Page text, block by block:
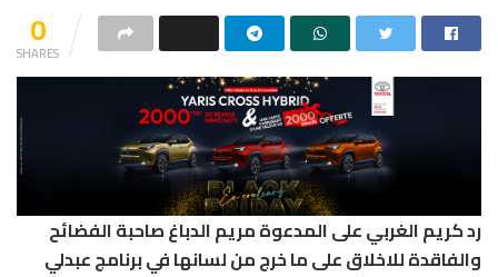
0
SHARES
رد كريم الغربي على المدعوة مريم الدباغ صاحبة الفضائح
والفاقدة للاخلاق على ما خرج من لسانها في برنامج عبدلي